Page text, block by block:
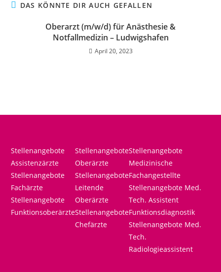
DAS KÖNNTE DIR AUCH GEFALLEN
Oberarzt (m/w/d) für Anästhesie &
Notfallmedizin – Ludwigshafen
April 20, 2023
Stellenangebote
Assistenzärzte
Stellenangebote
Fachärzte
Stellenangebote
Funktionsoberärzte
Stellenangebote
Oberärzte
Stellenangebote
Leitende
Oberärzte
Stellenangebote
Chefärzte
Stellenangebote
Medizinische
Fachangestellte
Stellenangebote Med.
Tech. Assistent
Funktionsdiagnostik
Stellenangebote Med.
Tech.
Radiologieassistent